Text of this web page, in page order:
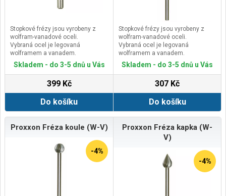
Stopkové frézy jsou vyrobeny z
wolfram-vanadové oceli.
Vybraná ocel je legovaná
wolframem a vanadem.
Účelná a stabilní konstrukce
stopky a frézy z jednoho kusu.
přesnost vystředěného běhu při
stejné houževnatosti.
Skladem - do 3-5 dnů u Vás
399 Kč
Do košíku
Stopkové frézy jsou vyrobeny z
wolfram-vanadové oceli.
Vybraná ocel je legovaná
wolframem a vanadem.
Účelná a stabilní konstrukce
stopky a frézy z jednoho kusu.
přesnost vystředěného běhu při
stejné houževnatosti.
Skladem - do 3-5 dnů u Vás
307 Kč
Do košíku
Proxxon Fréza koule (W-V)
-4%
Proxxon Fréza kapka (W-
V)
-4%